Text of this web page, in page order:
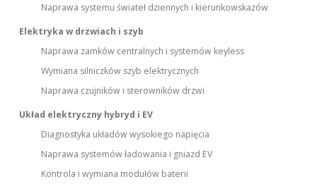
Naprawa systemu świateł dziennych i kierunkowskazów
Elektryka w drzwiach i szyb
Naprawa zamków centralnych i systemów keyless
Wymiana silniczków szyb elektrycznych
Naprawa czujników i sterowników drzwi
Układ elektryczny hybryd i EV
Diagnostyka układów wysokiego napięcia
Naprawa systemów ładowania i gniazd EV
Kontrola i wymiana modułów baterii